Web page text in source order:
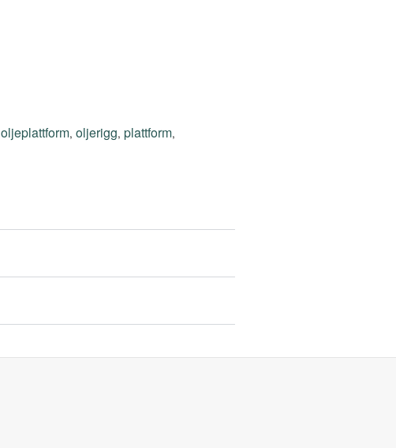
oljeplattform, oljerigg, plattform,